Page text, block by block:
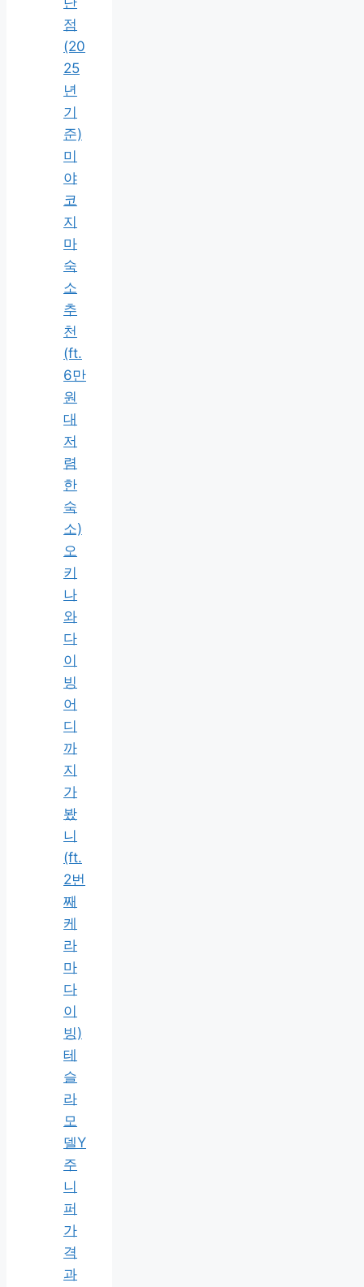
점
(20
25
년
기
준)
미
야
코
지
마
숙
소
추
천
(ft.
6만
원
대
저
렴
한
숙
소)
오
키
나
와
다
이
빙
어
디
까
지
가
봤
니
(ft.
2번
째
케
라
마
다
이
빙)
테
슬
라
모
델Y
주
니
퍼
가
격
과